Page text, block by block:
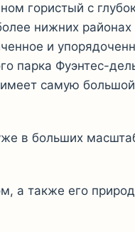
гористый с
нижних районах
и
парка Фуэнтес-
самую
в больших
а также его